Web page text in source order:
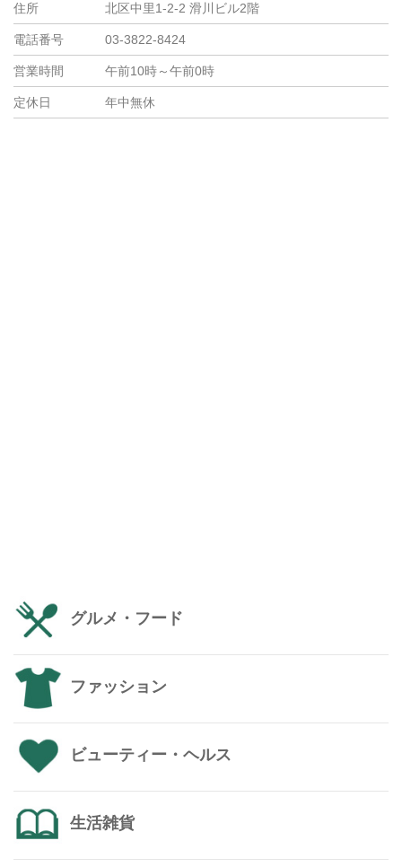
住所 北区中里1-2-2 滑川ビル2階
電話番号 03-3822-8424
営業時間 午前10時～午前0時
定休日 年中無休
グルメ・フード
ファッション
ビューティー・ヘルス
生活雑貨